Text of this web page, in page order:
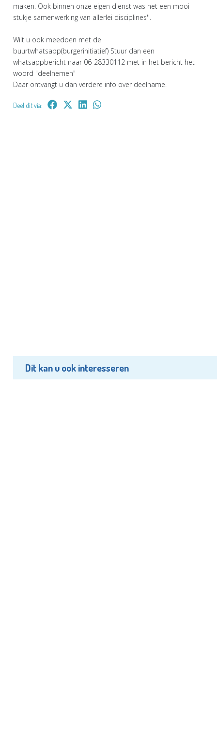
maken. Ook binnen onze eigen dienst was het een mooi
stukje samenwerking van allerlei disciplines''.
Wilt u ook meedoen met de
buurtwhatsapp(burgerinitiatief) Stuur dan een
whatsappbericht naar 06-28330112 met in het bericht het
woord "deelnemen"
Daar ontvangt u dan verdere info over deelname.
Deel dit via:
Dit kan u ook interesseren